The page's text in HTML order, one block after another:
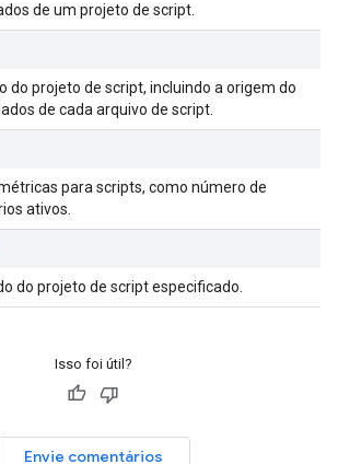
de um projeto de script.
do projeto de script, incluindo a origem do
de cada arquivo de script.
para scripts, como número de
ativos.
do projeto de script especificado.
Isso foi útil?
Envie comentários